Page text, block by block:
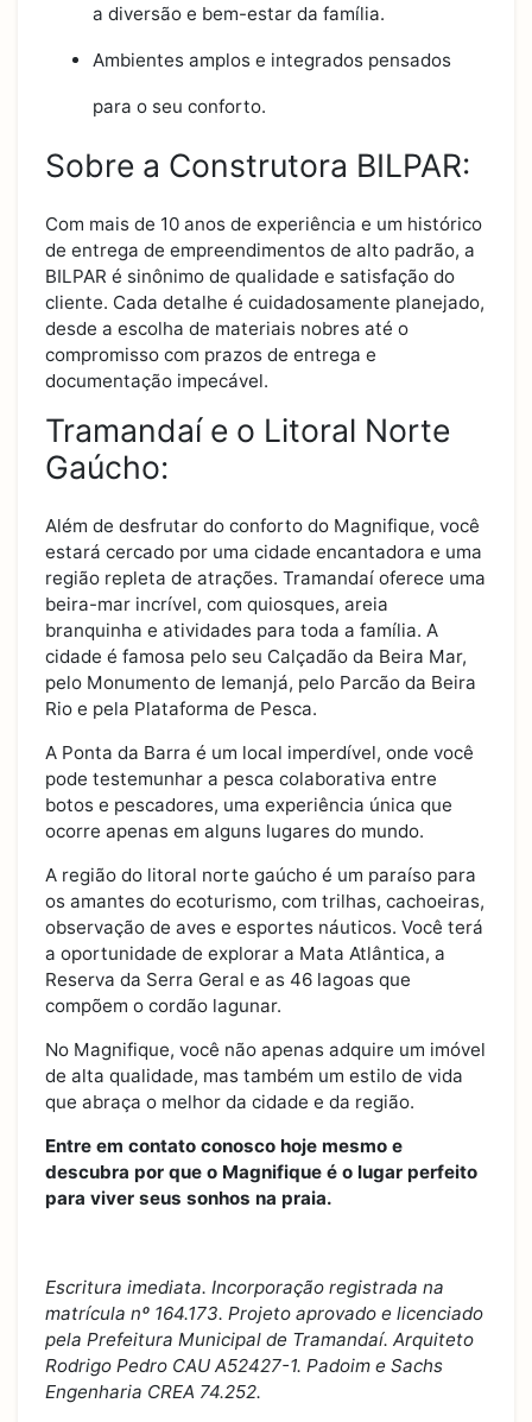
a diversão e bem-estar da família.
Ambientes amplos e integrados pensados
para o seu conforto.
Sobre a Construtora BILPAR:
Com mais de 10 anos de experiência e um histórico
de entrega de empreendimentos de alto padrão, a
BILPAR é sinônimo de qualidade e satisfação do
cliente. Cada detalhe é cuidadosamente planejado,
desde a escolha de materiais nobres até o
compromisso com prazos de entrega e
documentação impecável.
Tramandaí e o Litoral Norte
Gaúcho:
Além de desfrutar do conforto do Magnifique, você
estará cercado por uma cidade encantadora e uma
região repleta de atrações. Tramandaí oferece uma
beira-mar incrível, com quiosques, areia
branquinha e atividades para toda a família. A
cidade é famosa pelo seu Calçadão da Beira Mar,
pelo Monumento de Iemanjá, pelo Parcão da Beira
Rio e pela Plataforma de Pesca.
A Ponta da Barra é um local imperdível, onde você
pode testemunhar a pesca colaborativa entre
botos e pescadores, uma experiência única que
ocorre apenas em alguns lugares do mundo.
A região do litoral norte gaúcho é um paraíso para
os amantes do ecoturismo, com trilhas, cachoeiras,
observação de aves e esportes náuticos. Você terá
a oportunidade de explorar a Mata Atlântica, a
Reserva da Serra Geral e as 46 lagoas que
compõem o cordão lagunar.
No Magnifique, você não apenas adquire um imóvel
de alta qualidade, mas também um estilo de vida
que abraça o melhor da cidade e da região.
Entre em contato conosco hoje mesmo e
descubra por que o Magnifique é o lugar perfeito
para viver seus sonhos na praia.
Escritura imediata. Incorporação registrada na
matrícula nº 164.173. Projeto aprovado e licenciado
pela Prefeitura Municipal de Tramandaí. Arquiteto
Rodrigo Pedro CAU A52427-1. Padoim e Sachs
Engenharia CREA 74.252.